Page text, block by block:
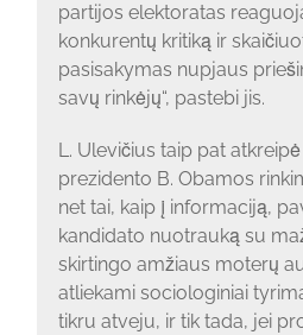
partijos elektoratas
konkurentų kritiką ir
pasisakymas nupjaus
savų rinkėjų“, pastebi jis.
L. Ulevičius taip pat
prezidento B. Obamos
net tai, kaip į informaciją,
kandidato nuotrauką su
skirtingo amžiaus moterų
atliekami sociologiniai
tikru atveju, ir tik tada, jei